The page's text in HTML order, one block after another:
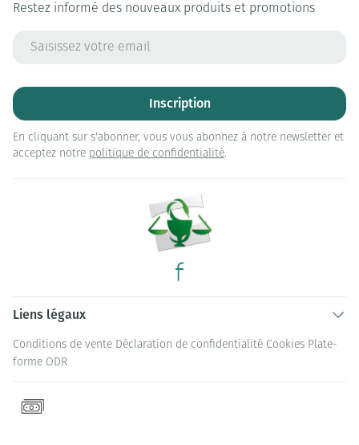
Restez informé des nouveaux produits et promotions
Inscription
En cliquant sur s'abonner, vous vous abonnez à notre newsletter et
acceptez notre politique de confidentialité.
Liens légaux
Conditions de vente Déclaration de confidentialité Cookies Plate-
forme ODR